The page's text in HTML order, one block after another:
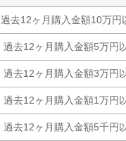
過去12ヶ月購入金額10万円
過去12ヶ月購入金額5万円
過去12ヶ月購入金額3万円
過去12ヶ月購入金額1万円
過去12ヶ月購入金額5千円